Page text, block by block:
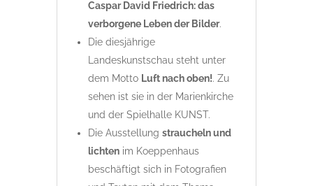
Caspar David Friedrich: das
verborgene Leben der Bilder.
Die diesjährige
Landeskunstschau steht unter
dem Motto Luft nach oben!. Zu
sehen ist sie in der Marienkirche
und der Spielhalle KUNST.
Die Ausstellung straucheln und
lichtenim Koeppenhaus
beschäftigt sich in Fotografien